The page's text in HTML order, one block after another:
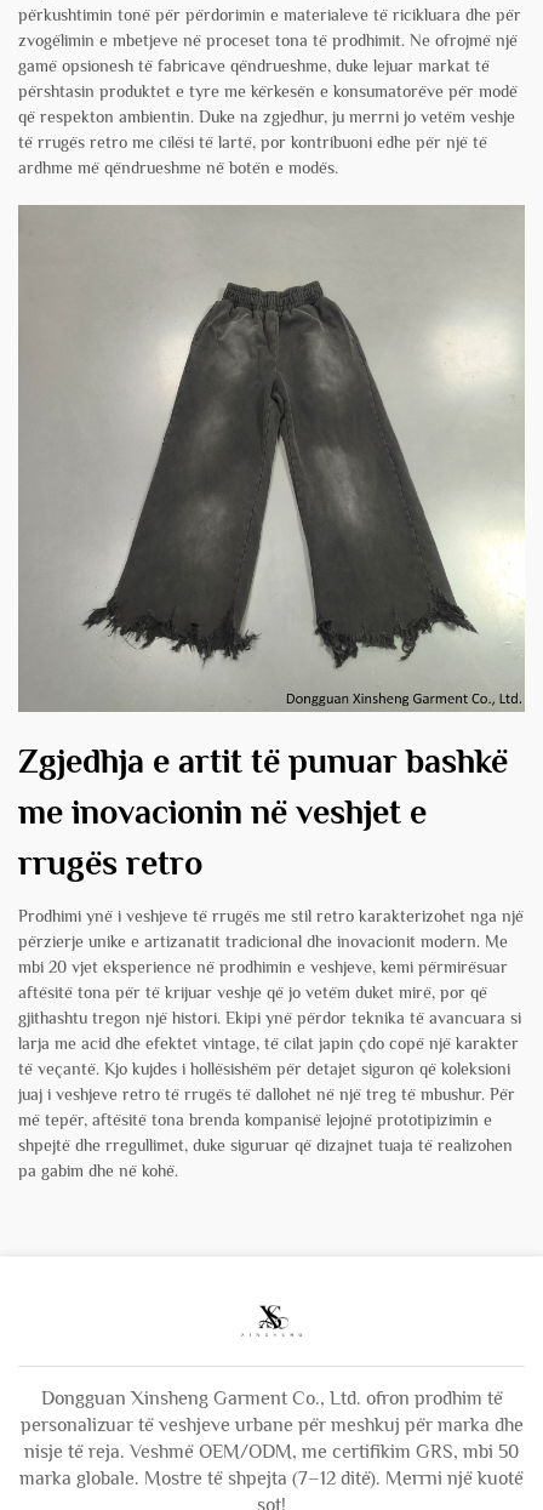
përkushtimin tonë për përdorimin e materialeve të ricikluara dhe për
zvogëlimin e mbetjeve në proceset tona të prodhimit. Ne ofrojmë një
gamë opsionesh të fabricave qëndrueshme, duke lejuar markat të
përshtasin produktet e tyre me kërkesën e konsumatorëve për modë
që respekton ambientin. Duke na zgjedhur, ju merrni jo vetëm veshje
të rrugës retro me cilësi të lartë, por kontribuoni edhe për një të
ardhme më qëndrueshme në botën e modës.
Zgjedhja e artit të punuar bashkë
me inovacionin në veshjet e
rrugës retro
Prodhimi ynë i veshjeve të rrugës me stil retro karakterizohet nga një
përzierje unike e artizanatit tradicional dhe inovacionit modern. Me
mbi 20 vjet eksperience në prodhimin e veshjeve, kemi përmirësuar
aftësitë tona për të krijuar veshje që jo vetëm duket mirë, por që
gjithashtu tregon një histori. Ekipi ynë përdor teknika të avancuara si
larja me acid dhe efektet vintage, të cilat japin çdo copë një karakter
të veçantë. Kjo kujdes i hollësishëm për detajet siguron që koleksioni
juaj i veshjeve retro të rrugës të dallohet në një treg të mbushur. Për
më tepër, aftësitë tona brenda kompanisë lejojnë prototipizimin e
shpejtë dhe rregullimet, duke siguruar që dizajnet tuaja të realizohen
pa gabim dhe në kohë.
Dongguan Xinsheng Garment Co., Ltd. ofron prodhim të
personalizuar të veshjeve urbane për meshkuj për marka dhe
nisje të reja. Veshmë OEM/ODM, me certifikim GRS, mbi 50
marka globale. Mostre të shpejta (7–12 ditë). Merrni një kuotë
sot!